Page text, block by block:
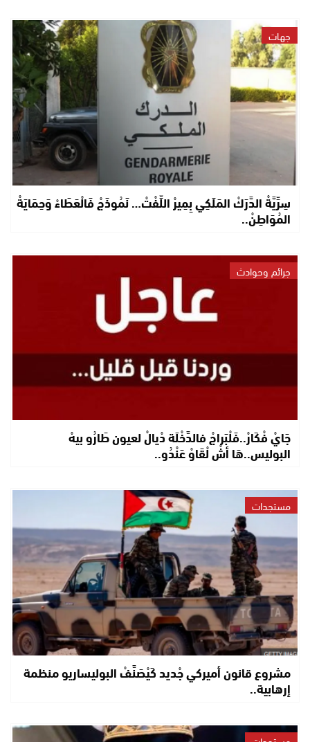
جهات
سِرِّيَّةْ الدَّرَكْ المَلَكِي بِمِيرْ اللِّفْتْ… نَمُوذَجْ فَالْعَطَاءْ وَحِمَايَةْ
المُوَاطِنْ..
جرائم وحوادث
جَايْ فْكَارْ..فَلْبَراجْ فالدَّخْلَة دْيالْ لعيون طَارُو بيهْ
البوليس..هَا أشْ لْقَاوْ عَنْدُو..
مستجدات
مشروع قانون أميركي جْديد كَيْصَنَّفْ البوليساريو منظمة
إرهابية..